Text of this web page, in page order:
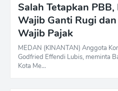
Salah Tetapkan
Wajib Ganti Rugi
Wajib Pajak
MEDAN (KINANTAN) Anggota
Godfried Effendi Lubis, meminta
Kota Me…